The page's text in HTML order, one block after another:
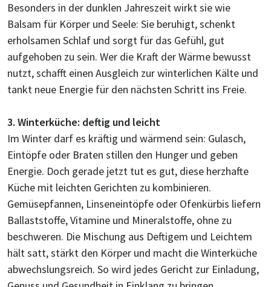
Besonders in der dunklen Jahreszeit wirkt sie wie
Balsam für Körper und Seele: Sie beruhigt, schenkt
erholsamen Schlaf und sorgt für das Gefühl, gut
aufgehoben zu sein. Wer die Kraft der Wärme bewusst
nutzt, schafft einen Ausgleich zur winterlichen Kälte und
tankt neue Energie für den nächsten Schritt ins Freie.
3. Winterküche: deftig und leicht
Im Winter darf es kräftig und wärmend sein: Gulasch,
Eintöpfe oder Braten stillen den Hunger und geben
Energie. Doch gerade jetzt tut es gut, diese herzhafte
Küche mit leichten Gerichten zu kombinieren.
Gemüsepfannen, Linseneintöpfe oder Ofenkürbis liefern
Ballaststoffe, Vitamine und Mineralstoffe, ohne zu
beschweren. Die Mischung aus Deftigem und Leichtem
hält satt, stärkt den Körper und macht die Winterküche
abwechslungsreich. So wird jedes Gericht zur Einladung,